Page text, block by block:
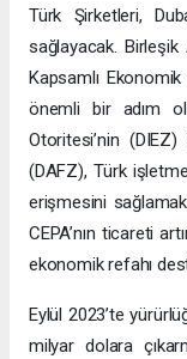
Türk Şirketleri,
sağlayacak. Birleşik
Kapsamlı Ekonomik
önemli bir adım
Otoritesi’nin
(DAFZ), Türk
erişmesini
CEPA’nın ticareti
ekonomik refahı
Eylül 2023’te
milyar dolara